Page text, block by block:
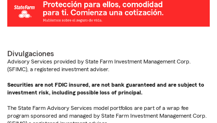
Divulgaciones
Advisory Services provided by State Farm Investment Management Corp.
(SFIMC), a registered investment adviser.
Securities are not FDIC insured, are not bank guaranteed and are subject to
investment risk, including possible loss of principal.
The State Farm Advisory Services model portfolios are part of a wrap fee
program sponsored and managed by State Farm Investment Management Corp.